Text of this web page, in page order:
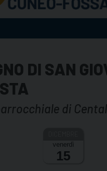
DI SAN
di
venerdì
15